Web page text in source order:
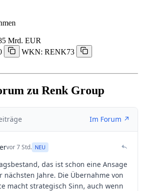
Mrd. EUR
WKN: RENK73
zu Renk Group